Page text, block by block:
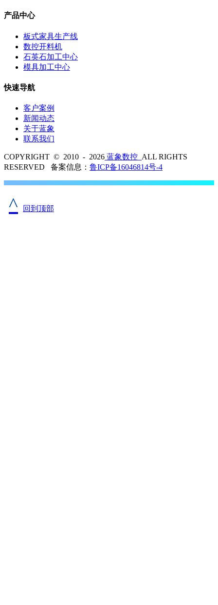
产品中心
板式家具生产线
数控开料机
石英石加工中心
模具加工中心
快速导航
客户案例
新闻动态
关于蓝象
联系我们
COPYRIGHT © 2010 - 2026 蓝象数控 ALL RIGHTS
RESERVED 备案信息： 鲁ICP备16046814号-4
^ 回到顶部